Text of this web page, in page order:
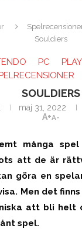
Souldiers
PC
SOULDIERS
maj 31, 2022
A+A-
många
att de är
göra en
Men det
att bli helt
spel.